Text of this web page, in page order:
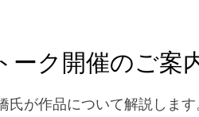
ーク開催のご案
氏が作品について解説します